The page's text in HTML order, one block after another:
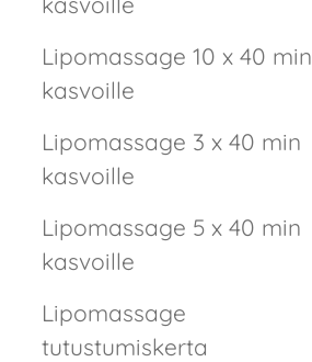
Lipomassage 10 x 40 min
kasvoille
Lipomassage 3 x 40 min
kasvoille
Lipomassage 5 x 40 min
kasvoille
Lipomassage
tutustumiskerta